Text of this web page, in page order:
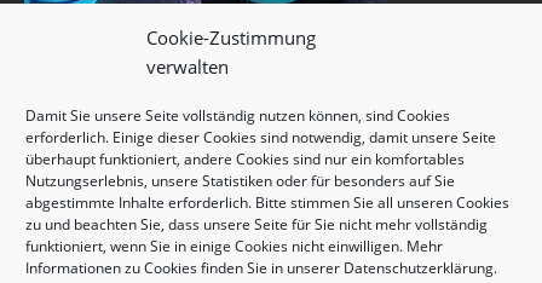
Cookie-Zustimmung
verwalten
Damit Sie unsere Seite vollständig nutzen können, sind Cookies
erforderlich. Einige dieser Cookies sind notwendig, damit unsere Seite
überhaupt funktioniert, andere Cookies sind nur ein komfortables
Nutzungserlebnis, unsere Statistiken oder für besonders auf Sie
abgestimmte Inhalte erforderlich. Bitte stimmen Sie all unseren Cookies
zu und beachten Sie, dass unsere Seite für Sie nicht mehr vollständig
funktioniert, wenn Sie in einige Cookies nicht einwilligen. Mehr
Informationen zu Cookies finden Sie in unserer Datenschutzerklärung.